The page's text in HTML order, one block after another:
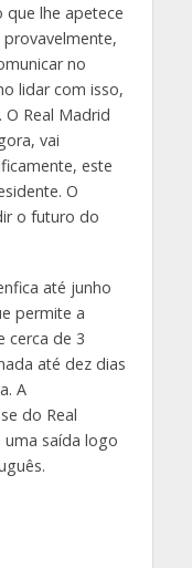
lhe apetece
no
lidar com isso,
Real Madrid
vai
este
O
o futuro do
até junho
permite a
cerca de 3
até dez dias
A
do Real
saída logo